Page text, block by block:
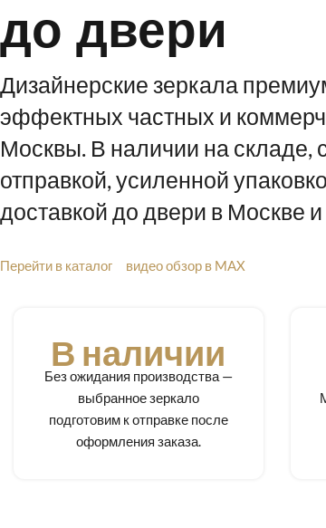
до двери
Дизайнерские зеркала
эффектных частных и
Москвы. В наличии на складе,
отправкой, усиленной
доставкой до двери в Москве
Перейти в каталог видео обзор в MAX
В наличии
Без ожидания производства —
выбранное зеркало
подготовим к отправке после
оформления заказа.